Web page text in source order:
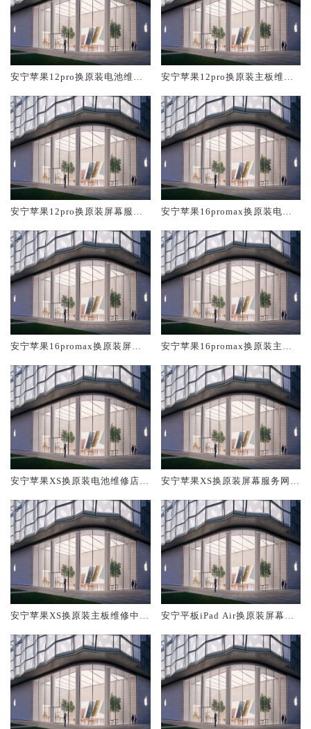
安宁苹果12pro换原装电池维修
安宁苹果12pro换原装主板维修
安宁苹果12pro换原装屏幕服务
安宁苹果16promax换原装电池
安宁苹果16promax换原装屏幕
安宁苹果16promax换原装主板
安宁苹果XS换原装电池维修店大
安宁苹果XS换原装屏幕服务网点
安宁苹果XS换原装主板维修中心
安宁平板iPad Air换原装屏幕服